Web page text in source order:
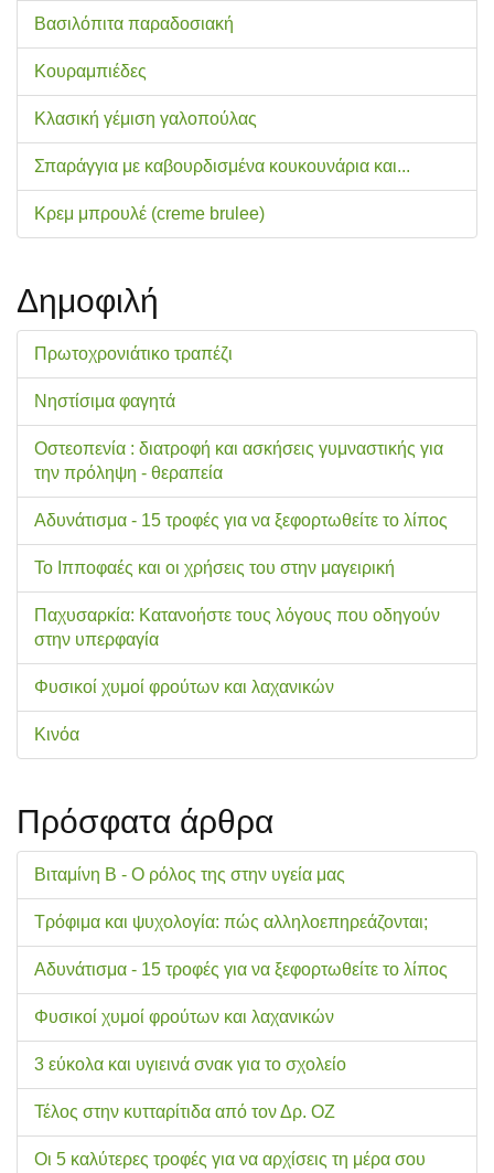
Βασιλόπιτα παραδοσιακή
Κουραμπιέδες
Κλασική γέμιση γαλοπούλας
Σπαράγγια με καβουρδισμένα κουκουνάρια και...
Κρεμ μπρουλέ (creme brulee)
Δημοφιλή
Πρωτοχρονιάτικο τραπέζι
Νηστίσιμα φαγητά
Οστεοπενία : διατροφή και ασκήσεις γυμναστικής για
την πρόληψη - θεραπεία
Αδυνάτισμα - 15 τροφές για να ξεφορτωθείτε το λίπος
Το Ιπποφαές και οι χρήσεις του στην μαγειρική
Παχυσαρκία: Κατανοήστε τους λόγους που οδηγούν
στην υπερφαγία
Φυσικοί χυμοί φρούτων και λαχανικών
Κινόα
Πρόσφατα άρθρα
Βιταμίνη Β - Ο ρόλος της στην υγεία μας
Τρόφιμα και ψυχολογία: πώς αλληλοεπηρεάζονται;
Αδυνάτισμα - 15 τροφές για να ξεφορτωθείτε το λίπος
Φυσικοί χυμοί φρούτων και λαχανικών
3 εύκολα και υγιεινά σνακ για το σχολείo
Τέλος στην κυτταρίτιδα από τον Δρ. ΟΖ
Οι 5 καλύτερες τροφές για να αρχίσεις τη μέρα σου